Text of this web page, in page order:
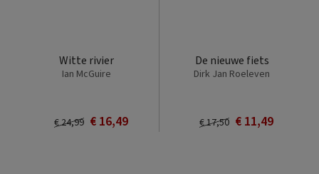
Witte rivier
Ian McGuire
€ 16,49
€ 24,99
De nieuwe fiets
Dirk Jan Roeleven
€ 11,49
€ 17,50